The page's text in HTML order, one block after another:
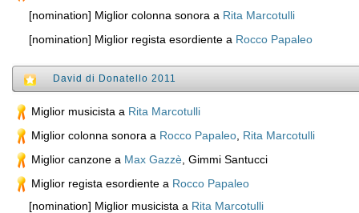
[nomination] Miglior colonna sonora a Rita Marcotulli
[nomination] Miglior regista esordiente a Rocco Papaleo
David di Donatello 2011
Miglior musicista a Rita Marcotulli
Miglior colonna sonora a Rocco Papaleo, Rita Marcotulli
Miglior canzone a Max Gazzè, Gimmi Santucci
Miglior regista esordiente a Rocco Papaleo
[nomination] Miglior musicista a Rita Marcotulli